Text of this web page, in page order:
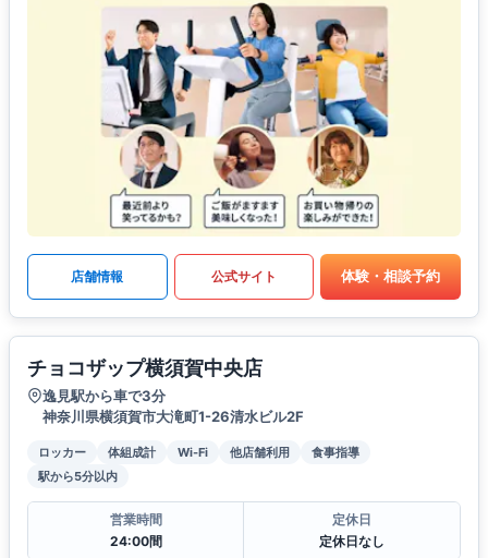
店舗情報 公式サイト 体験・相談予約
チョコザップ横須賀中央店
逸見駅から車で3分
神奈川県横須賀市大滝町1-26清水ビル2F
ロッカー 体組成計 Wi-Fi 他店舗利用
食事指導
駅から5分以内
営業時間
24:00間
定休日
定休日なし